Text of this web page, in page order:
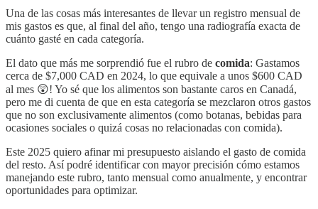
Una de las cosas más interesantes de llevar un registro mensual de
mis gastos es que, al final del año, tengo una radiografía exacta de
cuánto gasté en cada categoría.
El dato que más me sorprendió fue el rubro de comida: Gastamos
cerca de $7,000 CAD en 2024, lo que equivale a unos $600 CAD
al mes 😲! Yo sé que los alimentos son bastante caros en Canadá,
pero me di cuenta de que en esta categoría se mezclaron otros gastos
que no son exclusivamente alimentos (como botanas, bebidas para
ocasiones sociales o quizá cosas no relacionadas con comida).
Este 2025 quiero afinar mi presupuesto aislando el gasto de comida
del resto. Así podré identificar con mayor precisión cómo estamos
manejando este rubro, tanto mensual como anualmente, y encontrar
oportunidades para optimizar.